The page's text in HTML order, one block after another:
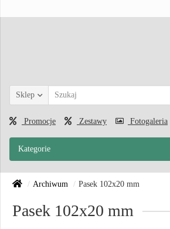
Sklep
Promocje Zestawy Fotogaleria
Kategorie
Archiwum Pasek 102x20 mm
Pasek 102x20 mm